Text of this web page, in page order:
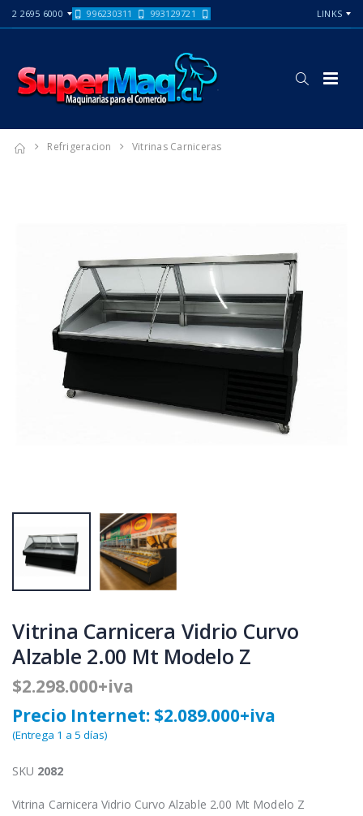
2 2695 6000 996230311 993129721 LINKS
Refrigeracion Vitrinas Carniceras
Vitrina Carnicera Vidrio Curvo
Alzable 2.00 Mt Modelo Z
$2.298.000+iva
Precio Internet: $2.089.000+iva
(Entrega 1 a 5 días)
SKU 2082
Vitrina Carnicera Vidrio Curvo Alzable 2.00 Mt Modelo Z